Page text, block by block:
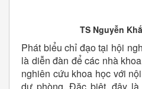
TS Nguyễn
Phát biểu chỉ đạo tại hội
là diễn đàn để các nhà
nghiên cứu khoa học với